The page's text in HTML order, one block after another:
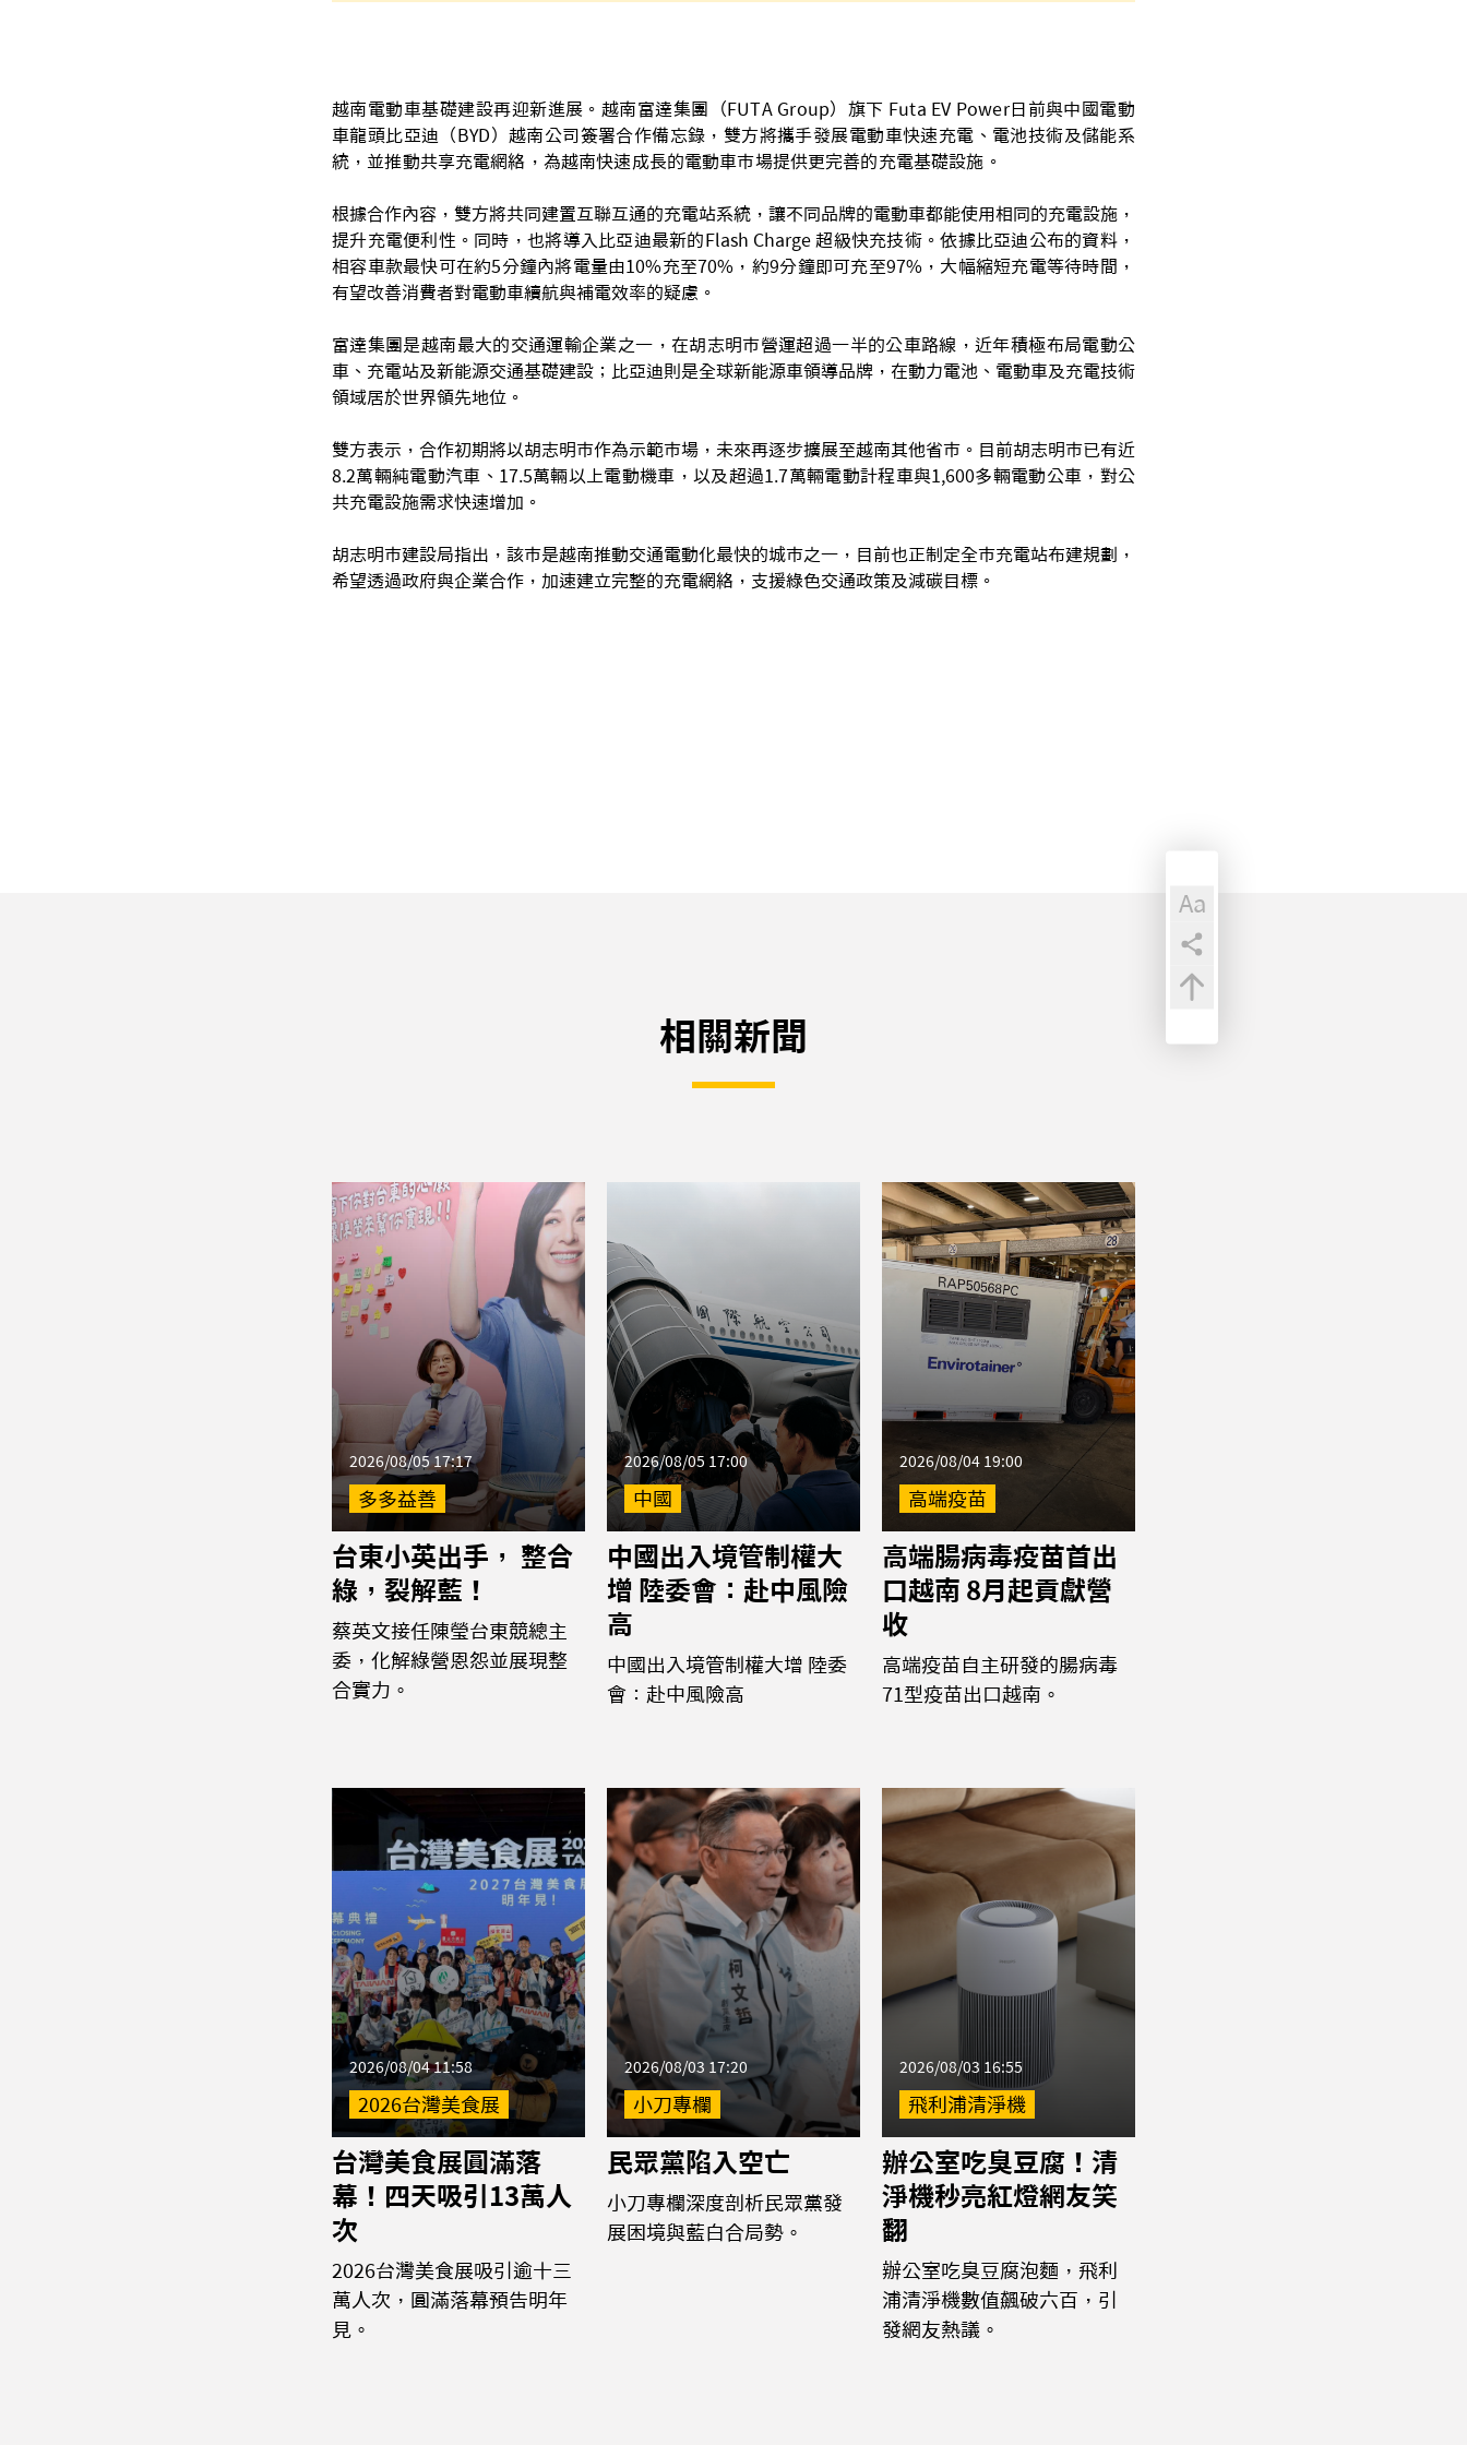
越南電動車基礎建設再迎新進展。越南富達集團（FUTA Group）旗下 Futa EV Power日前與中國電動
車龍頭比亞迪（BYD）越南公司簽署合作備忘錄，雙方將攜手發展電動車快速充電、電池技術及儲能系
統，並推動共享充電網絡，為越南快速成長的電動車市場提供更完善的充電基礎設施。
根據合作內容，雙方將共同建置互聯互通的充電站系統，讓不同品牌的電動車都能使用相同的充電設施，
提升充電便利性。同時，也將導入比亞迪最新的Flash Charge 超級快充技術。依據比亞迪公布的資料，
相容車款最快可在約5分鐘內將電量由10%充至70%，約9分鐘即可充至97%，大幅縮短充電等待時間，
有望改善消費者對電動車續航與補電效率的疑慮。
富達集團是越南最大的交通運輸企業之一，在胡志明市營運超過一半的公車路線，近年積極布局電動公
車、充電站及新能源交通基礎建設；比亞迪則是全球新能源車領導品牌，在動力電池、電動車及充電技術
領域居於世界領先地位。
雙方表示，合作初期將以胡志明市作為示範市場，未來再逐步擴展至越南其他省市。目前胡志明市已有近
8.2萬輛純電動汽車、17.5萬輛以上電動機車，以及超過1.7萬輛電動計程車與1,600多輛電動公車，對公
共充電設施需求快速增加。
胡志明市建設局指出，該市是越南推動交通電動化最快的城市之一，目前也正制定全市充電站布建規劃，
希望透過政府與企業合作，加速建立完整的充電網絡，支援綠色交通政策及減碳目標。
相關新聞
2026/08/05 17:17
多多益善
台東小英出手， 整合
綠，裂解藍！
蔡英文接任陳瑩台東競總主
委，化解綠營恩怨並展現整
合實力。
2026/08/05 17:00
中國
中國出入境管制權大
增 陸委會：赴中風險
高
中國出入境管制權大增 陸委
會：赴中風險高
2026/08/04 19:00
高端疫苗
高端腸病毒疫苗首出
口越南 8月起貢獻營
收
高端疫苗自主研發的腸病毒
71型疫苗出口越南。
2026/08/04 11:58
2026台灣美食展
台灣美食展圓滿落
幕！四天吸引13萬人
次
2026台灣美食展吸引逾十三
萬人次，圓滿落幕預告明年
見。
2026/08/03 17:20
小刀專欄
民眾黨陷入空亡
小刀專欄深度剖析民眾黨發
展困境與藍白合局勢。
2026/08/03 16:55
飛利浦清淨機
辦公室吃臭豆腐！清
淨機秒亮紅燈網友笑
翻
辦公室吃臭豆腐泡麵，飛利
浦清淨機數值飆破六百，引
發網友熱議。
Aa